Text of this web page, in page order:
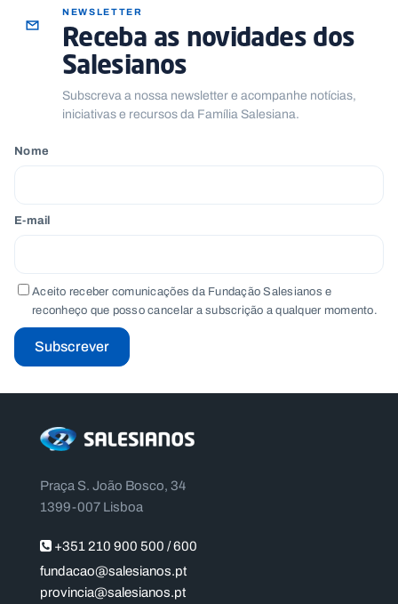
NEWSLETTER
Receba as novidades dos
Salesianos
Subscreva a nossa newsletter e acompanhe notícias,
iniciativas e recursos da Família Salesiana.
Nome
E-mail
Aceito receber comunicações da Fundação Salesianos e
reconheço que posso cancelar a subscrição a qualquer momento.
Subscrever
Praça S. João Bosco, 34
1399-007 Lisboa
+351 210 900 500 / 600
fundacao@salesianos.pt
provincia@salesianos.pt